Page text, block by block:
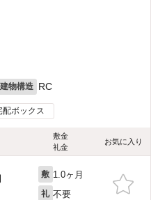
建物構造 RC
配ボックス
敷金
礼金
お気に入り
敷 1.0ヶ月
礼 不要